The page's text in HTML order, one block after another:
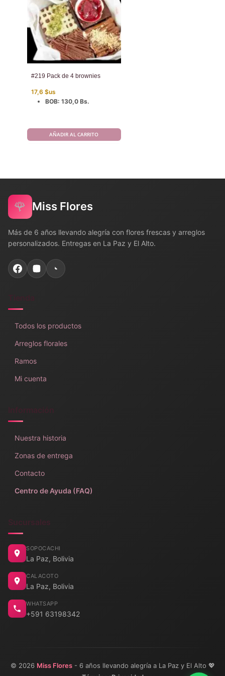
#219 Pack de 4 brownies
17,6 $us
BOB: 130,0 Bs.
AÑADIR AL CARRITO
🌹 Miss Flores
Más de 6 años llevando alegría con flores frescas y arreglos
personalizados. Entregas en La Paz y El Alto.
Todos los productos
Arreglos florales
Ramos
Mi cuenta
Información
Nuestra historia
Zonas de entrega
Contacto
Centro de Ayuda (FAQ)
Sucursales
SOPOCACHI
La Paz, Bolivia
CALACOTO
La Paz, Bolivia
WHATSAPP
+591 63198342
© 2026 Miss Flores- 6 años llevando alegría a La Paz y El Alto 💖